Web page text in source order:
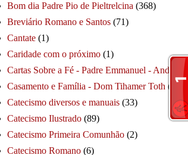
Bom dia Padre Pio de Pieltrelcina (368)
Breviário Romano e Santos (71)
Cantate (1)
Caridade com o próximo (1)
Cartas Sobre a Fé - Padre Emmanuel - André
Casamento e Família - Dom Tihamer Toth (115)
Catecismo diversos e manuais (33)
Catecismo Ilustrado (89)
Catecismo Primeira Comunhão (2)
Catecismo Romano (6)